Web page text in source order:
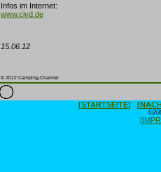
Infos im Internet:
www.civd.de
15.06.12
© 2012 Camping-Channel
[STARTSEITE]